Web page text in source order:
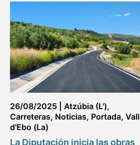
26/08/2025 Atzúbia (L'),
Carreteras, Noticias, Portada, Vall
d'Ebo (La)
La Diputación inicia las obras